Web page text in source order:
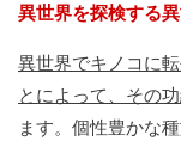
異世界を探検する
異世界でキノコに
とによって、その
ます。個性豊かな